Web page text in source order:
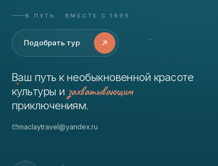
В ПУТЬ · ВМЕСТЕ С 1995
Подобрать тур
Ваш путь к необыкновенной красоте
культуры и захватывающим
приключениям.
maclaytravel@yandex.ru